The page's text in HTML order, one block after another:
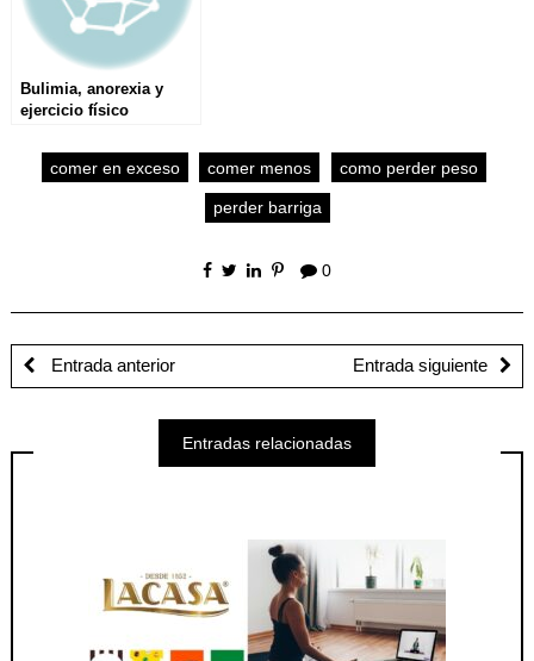
Bulimia, anorexia y
ejercicio físico
comer en exceso comer menos como perder peso
perder barriga
0
Entrada anterior Entrada siguiente
Entradas relacionadas